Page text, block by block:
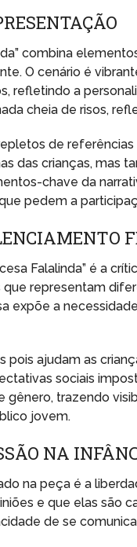
combina
O cenário é
refletindo a
cheia de risos,
de
das crianças, mas
chave da
pedem a
Falalinda” é a
representam
expõe a
pois ajudam as
sociais
gênero, trazendo
jovem.
NA
na peça é a
e que elas são
de se